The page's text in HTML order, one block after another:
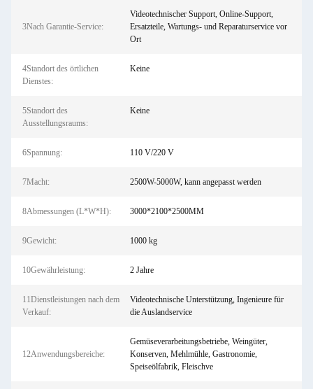
3Nach Garantie-Service:
Videotechnischer Support, Online-Support,
Ersatzteile, Wartungs- und Reparaturservice vor
Ort
4Standort des örtlichen
Dienstes:
Keine
5Standort des
Ausstellungsraums:
Keine
6Spannung: 110 V/220 V
7Macht: 2500W-5000W, kann angepasst werden
8Abmessungen (L*W*H): 3000*2100*2500MM
9Gewicht: 1000 kg
10Gewährleistung: 2 Jahre
11Dienstleistungen nach dem
Verkauf:
Videotechnische Unterstützung, Ingenieure für
die Auslandservice
12Anwendungsbereiche:
Gemüseverarbeitungsbetriebe, Weingüter,
Konserven, Mehlmühle, Gastronomie,
Speiseölfabrik, Fleischve